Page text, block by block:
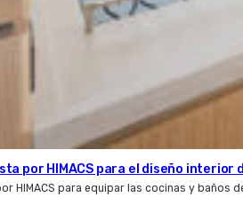
por HIMACS para el diseño interior
HIMACS para equipar las cocinas y baños